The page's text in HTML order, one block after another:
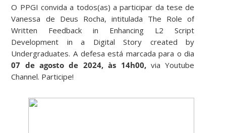
O PPGI convida a todos(as) a participar da tese de
Vanessa de Deus Rocha, intitulada The Role of
Written Feedback in Enhancing L2 Script
Development in a Digital Story created by
Undergraduates. A defesa está marcada para o dia
07 de agosto de 2024, às 14h00,via Youtube
Channel. Participe!